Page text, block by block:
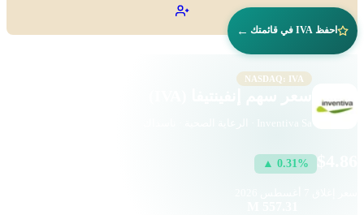
احفظ IVA في قائمتك ←
NASDAQ: IVA
▲ 0.31%